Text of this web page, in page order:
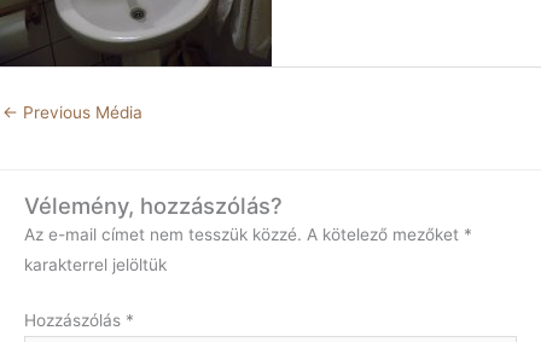
← Previous Média
Vélemény, hozzászólás?
Az e-mail címet nem tesszük közzé. A kötelező mezőket *
karakterrel jelöltük
Hozzászólás *